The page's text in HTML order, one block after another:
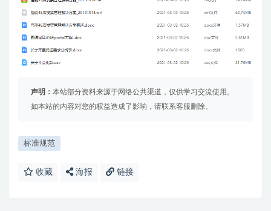
声明： 本站部分资料来源于网络公共渠道，仅供学习交流使用。
如本站的内容对您的权益造成了影响，请联系客服删除。
标准规范
收藏 海报 链接